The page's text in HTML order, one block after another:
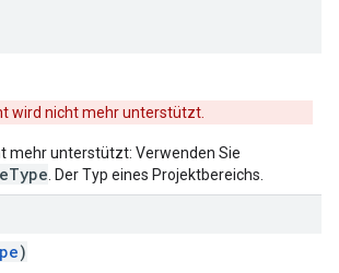
wird nicht mehr unterstützt.
mehr unterstützt: Verwenden Sie
. Der Typ eines Projektbereichs.
)